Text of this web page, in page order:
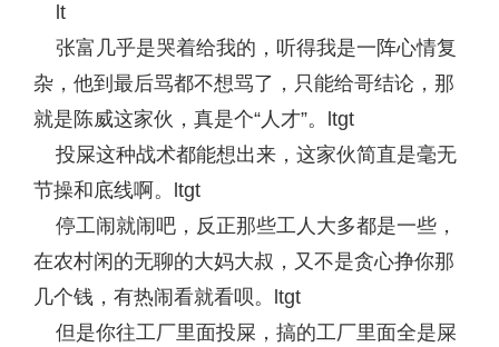
lt
张富几乎是哭着给我的，听得我是一阵心情复
杂，他到最后骂都不想骂了，只能给哥结论，那
就是陈威这家伙，真是个“人才”。ltgt
投屎这种战术都能想出来，这家伙简直是毫无
节操和底线啊。ltgt
停工闹就闹吧，反正那些工人大多都是一些，
在农村闲的无聊的大妈大叔，又不是贪心挣你那
几个钱，有热闹看就看呗。ltgt
但是你往工厂里面投屎，搞的工厂里面全是屎